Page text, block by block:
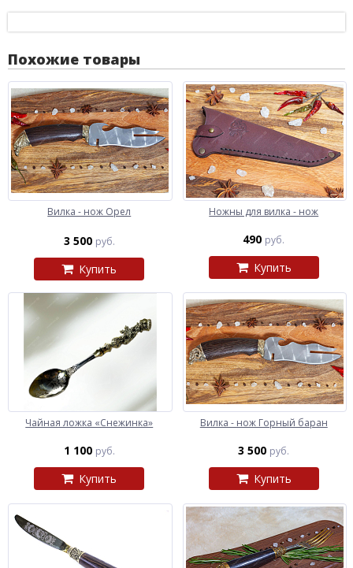
Похожие товары
Вилка - нож Орел
3 500 руб.
Купить
Ножны для вилка - нож
490 руб.
Купить
Чайная ложка «Снежинка»
1 100 руб.
Купить
Вилка - нож Горный баран
3 500 руб.
Купить